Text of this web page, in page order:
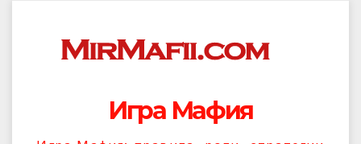
содержанию
Игра Мафия